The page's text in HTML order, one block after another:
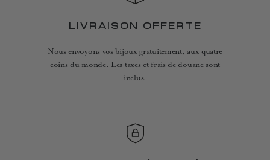
LIVRAISON OFFERTE
Nous envoyons vos bijoux gratuitement, aux quatre
coins du monde. Les taxes et frais de douane sont
inclus.